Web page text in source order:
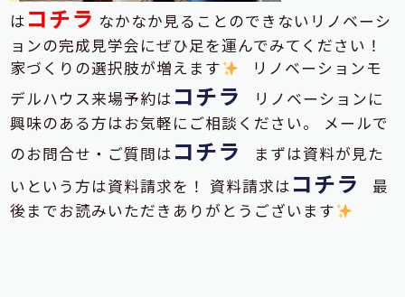
は コチラ なかなか見ることのできないリノベーシ
ョンの完成見学会にぜひ足を運んでみてください！
家づくりの選択肢が増えます
リノベーションモ
デルハウス来場予約は コチラ
リノベーションに
興味のある方はお気軽にご相談ください。 メールで
のお問合せ・ご質問は コチラ
まずは資料が見た
いという方は資料請求を！ 資料請求は コチラ
最
後までお読みいただきありがとうございます